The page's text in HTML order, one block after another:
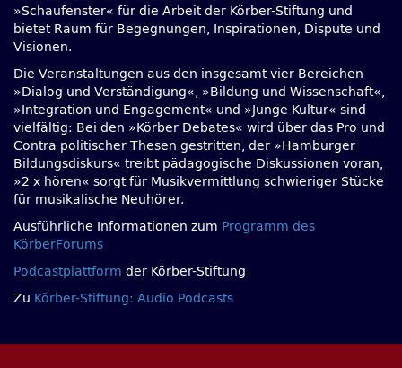
»Schaufenster« für die Arbeit der Körber-Stiftung und
bietet Raum für Begegnungen, Inspirationen, Dispute und
Visionen.
Die Veranstaltungen aus den insgesamt vier Bereichen
»Dialog und Verständigung«, »Bildung und Wissenschaft«,
»Integration und Engagement« und »Junge Kultur« sind
vielfältig: Bei den »Körber Debates« wird über das Pro und
Contra politischer Thesen gestritten, der »Hamburger
Bildungsdiskurs« treibt pädagogische Diskussionen voran,
»2 x hören« sorgt für Musikvermittlung schwieriger Stücke
für musikalische Neuhörer.
Ausführliche Informationen zum Programm des
KörberForums
Podcastplattform der Körber-Stiftung
Zu Körber-Stiftung: Audio Podcasts